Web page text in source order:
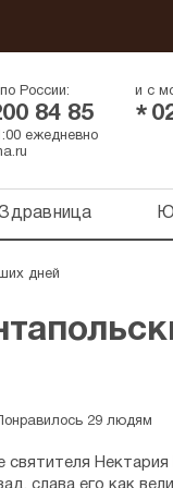
России:
84 85
и с
*
ежедневно
дней
Понравилось 29 людям
Нектария
слава его как